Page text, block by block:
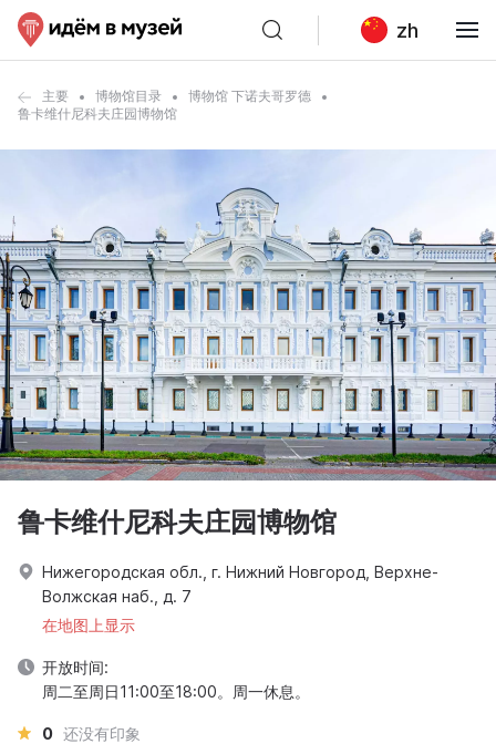
zh
主要 博物馆目录
博物馆 下诺夫哥罗德
鲁卡维什尼科夫庄园博物馆
鲁卡维什尼科夫庄园博物馆
Нижегородская обл., г. Нижний Новгород, Верхне-
Волжская наб., д. 7
在地图上显示
开放时间:
周二至周日11:00至18:00。周一休息。
0 还没有印象